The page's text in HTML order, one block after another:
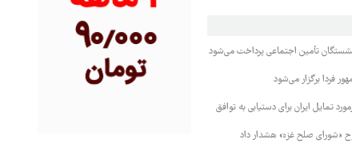
تأمین اجتماعی پرداخت می‌شود
فردا برگزار می‌شود
تمایل ایران برای دستیابی به توافق
«شورای صلح غزه» هشدار داد